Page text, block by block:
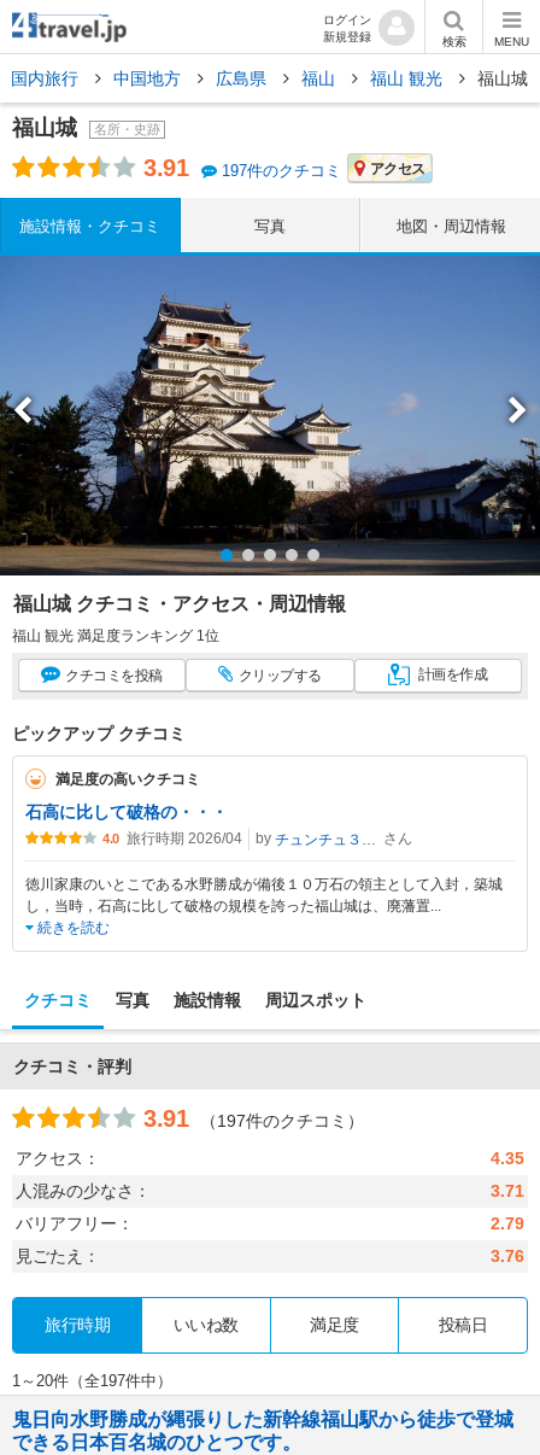
ログイン
新規登録
検索 MENU
国内旅行 中国地方 広島県 福山 福山 観光 福山城
福山城 名所・史跡
3.91 197件のクチコミ アクセス
施設情報・クチコミ 写真 地図・周辺情報
福山城 クチコミ・アクセス・周辺情報
福山 観光 満足度ランキング 1位
クチコミ を投稿 クリップする 計画を作成
ピックアップ クチコミ
満足度の高いクチコミ
石高に比して破格の・・・
4.0 旅行時期 2026/04 by チュンチュ３１９ さん
徳川家康のいとこである水野勝成が備後１０万石の領主として入封，築城
し，当時，石高に比して破格の規模を誇った福山城は、廃藩置...
続きを読む
クチコミ 写真 施設情報 周辺スポット
クチコミ・評判
3.91
（197件のクチコミ）
アクセス：
4.35
人混みの少なさ：
3.71
バリアフリー：
2.79
見ごたえ：
3.76
旅行時期 いいね数 満足度 投稿日
1～20件（全197件中）
鬼日向水野勝成が縄張りした新幹線福山駅から徒歩で登城
できる日本百名城のひとつです。